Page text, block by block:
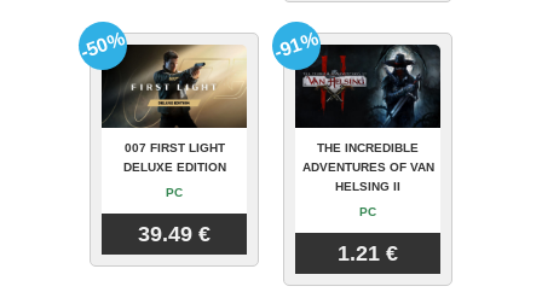
007 FIRST LIGHT
DELUXE EDITION
PC
39.49 €
-50%
THE INCREDIBLE
ADVENTURES OF VAN
HELSING II
PC
1.21 €
-91%